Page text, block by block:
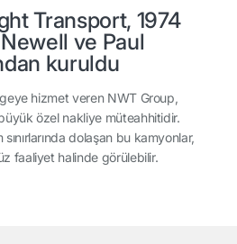
Transport, 1974
Newell ve Paul
kuruldu
hizmet veren NWT Group,
özel nakliye müteahhitidir.
dolaşan bu kamyonlar,
faaliyet halinde görülebilir.